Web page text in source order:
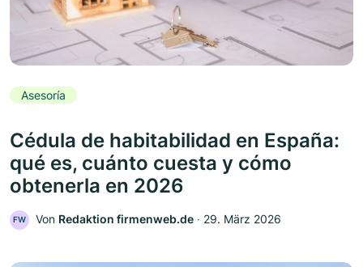
Asesoría
Cédula de habitabilidad en España:
qué es, cuánto cuesta y cómo
obtenerla en 2026
FW Von Redaktion firmenweb.de ‧ 29. März 2026